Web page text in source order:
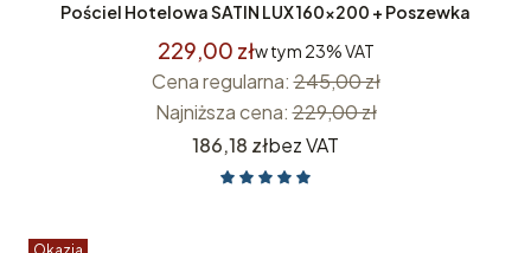
Pościel Hotelowa SATIN LUX 160x200 + Poszewka
229,00 złw tym 23%VAT
Cena regularna: 245,00 zł
Najniższa cena: 229,00 zł
Cena
186,18 złbez VAT